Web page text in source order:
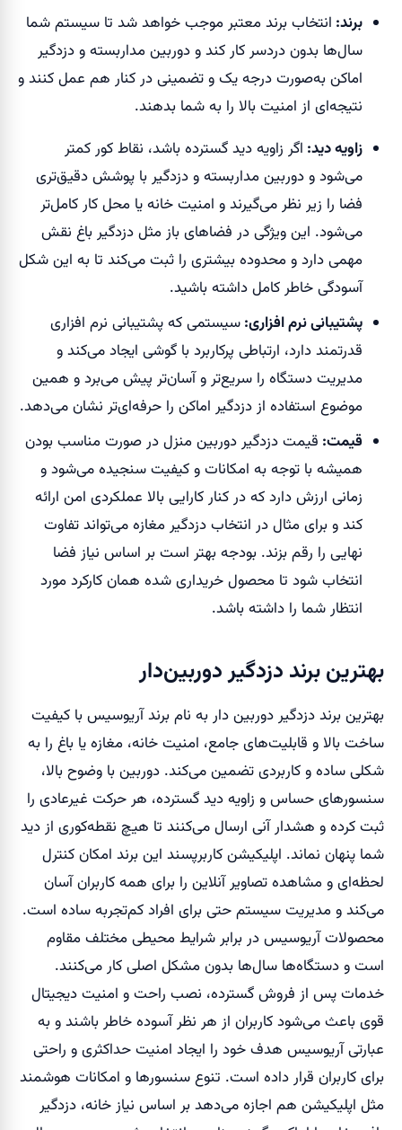
برند: انتخاب برند معتبر موجب خواهد شد تا سیستم شما
سال‌ها بدون دردسر کار کند و دوربین مداربسته و دزدگیر
اماکن به‌صورت درجه یک و تضمینی در کنار هم عمل کنند و
نتیجه‌ای از امنیت بالا را به شما بدهند.
زاویه دید: اگر زاویه دید گسترده باشد، نقاط کور کمتر
می‌شود و دوربین مداربسته و دزدگیر با پوشش دقیق‌تری
فضا را زیر نظر می‌گیرند و امنیت خانه یا محل کار کامل‌تر
می‌شود. این ویژگی در فضاهای باز مثل دزدگیر باغ نقش
مهمی دارد و محدوده بیشتری را ثبت می‌کند تا به این شکل
آسودگی خاطر کامل داشته باشید.
پشتیبانی نرم افزاری:سیستمی که پشتیبانی نرم افزاری
قدرتمند دارد، ارتباطی پرکاربرد با گوشی ایجاد می‌کند و
مدیریت دستگاه را سریع‌تر و آسان‌تر پیش می‌برد و همین
موضوع استفاده از دزدگیر اماکن را حرفه‌ای‌تر نشان می‌دهد.
قیمت: قیمت دزدگیر دوربین منزل در صورت مناسب بودن
همیشه با توجه به امکانات و کیفیت سنجیده می‌شود و
زمانی ارزش دارد که در کنار کارایی بالا عملکردی امن ارائه
کند و برای مثال در انتخاب دزدگیر مغازه می‌تواند تفاوت
نهایی را رقم بزند. بودجه بهتر است بر اساس نیاز فضا
انتخاب شود تا محصول خریداری شده همان کارکرد مورد
انتظار شما را داشته باشد.
بهترین برند دزدگیر دوربین‌دار
بهترین برند دزدگیر دوربین دار به نام برند آریوسیس با کیفیت
ساخت بالا و قابلیت‌های جامع، امنیت خانه، مغازه یا باغ را به
شکلی ساده و کاربردی تضمین می‌کند. دوربین با وضوح بالا،
سنسورهای حساس و زاویه دید گسترده، هر حرکت غیرعادی را
ثبت کرده و هشدار آنی ارسال می‌کنند تا هیچ نقطه‌کوری از دید
شما پنهان نماند. اپلیکیشن کاربرپسند این برند امکان کنترل
لحظه‌ای و مشاهده تصاویر آنلاین را برای همه کاربران آسان
می‌کند و مدیریت سیستم حتی برای افراد کم‌تجربه ساده است.
محصولات آریوسیس در برابر شرایط محیطی مختلف مقاوم
است و دستگاه‌ها سال‌ها بدون مشکل اصلی کار می‌کنند.
خدمات پس از فروش گسترده، نصب راحت و امنیت دیجیتال
قوی باعث می‌شود کاربران از هر نظر آسوده خاطر باشند و به
عبارتی آریوسیس هدف خود را ایجاد امنیت حداکثری و راحتی
برای کاربران قرار داده است. تنوع سنسورها و امکانات هوشمند
مثل اپلیکیشن هم اجازه می‌دهد بر اساس نیاز خانه، دزدگیر